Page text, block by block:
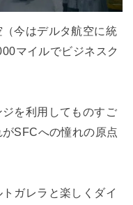
今はデルタ航空に統
マイルでビジネスク
を利用してものすご
SFCへの憧れの原点
ガレラと楽しくダイ